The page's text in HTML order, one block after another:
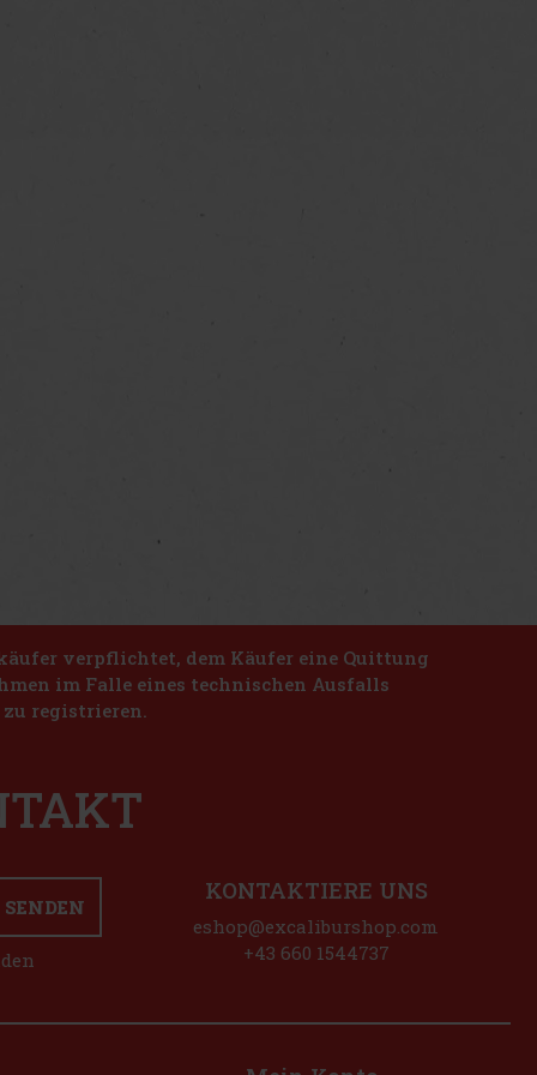
verpflichtet, dem Käufer eine Quittung
im Falle eines technischen Ausfalls
registrieren.
SENDEN
KONTAKTIERE UNS
eshop@excaliburshop.com
+43 660 1544737